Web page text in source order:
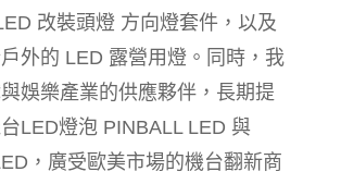
改裝頭燈 方向燈套件，以及
外的 LED 露營用燈。同時，我
娛樂產業的供應夥伴，長期提
LED燈泡 PINBALL LED 與
，廣受歐美市場的機台翻新商